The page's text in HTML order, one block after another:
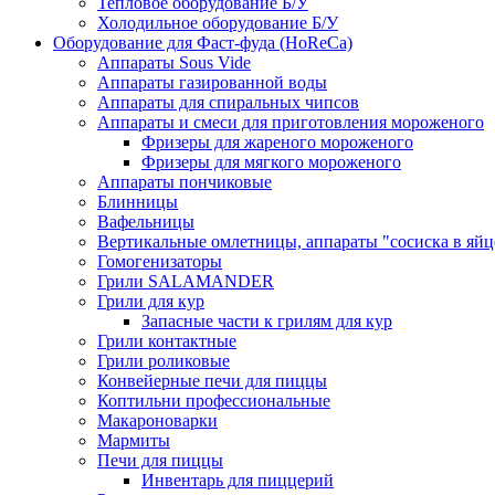
Холодильное оборудование Б/У
Оборудование для Фаст-фуда (HoReCa)
Аппараты Sous Vide
Аппараты газированной воды
Аппараты для спиральных чипсов
Аппараты и смеси для приготовления мороженого
Фризеры для жареного мороженого
Фризеры для мягкого мороженого
Аппараты пончиковые
Блинницы
Вафельницы
Вертикальные омлетницы, аппараты "сосиска в
Гомогенизаторы
Грили SALAMANDER
Грили для кур
Запасные части к грилям для кур
Грили контактные
Грили роликовые
Конвейерные печи для пиццы
Коптильни профессиональные
Макароноварки
Мармиты
Печи для пиццы
Инвентарь для пиццерий